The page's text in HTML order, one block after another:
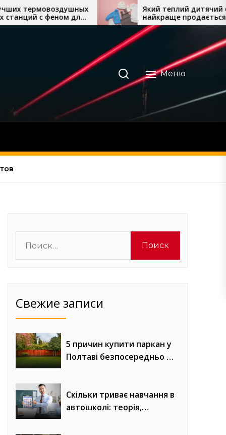
для
Який теплий дитячий одяг
найкраще продається восени
та взимку
Меню
Свежие записи
5 причин купити паркан у
Полтаві безпосередньо у
Скільки триває навчання в
автошколі: теорія,